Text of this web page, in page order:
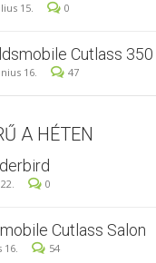
15. 0
Cutlass 350
16. 47
A HÉTEN
0
Cutlass Salon
16. 54